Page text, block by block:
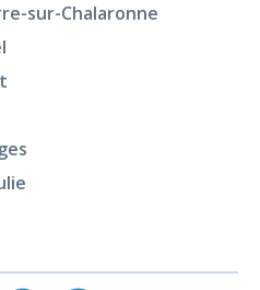
sur-Chalaronne